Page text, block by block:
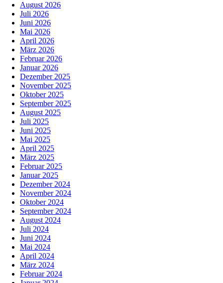
August 2026
Juli 2026
Juni 2026
Mai 2026
April 2026
März 2026
Februar 2026
Januar 2026
Dezember 2025
November 2025
Oktober 2025
September 2025
August 2025
Juli 2025
Juni 2025
Mai 2025
April 2025
März 2025
Februar 2025
Januar 2025
Dezember 2024
November 2024
Oktober 2024
September 2024
August 2024
Juli 2024
Juni 2024
Mai 2024
April 2024
März 2024
Februar 2024